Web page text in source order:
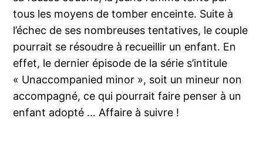
tous les moyens de tomber enceinte. Suite à
l’échec de ses nombreuses tentatives, le couple
pourrait se résoudre à recueillir un enfant. En
effet, le dernier épisode de la série s’intitule
« Unaccompanied minor », soit un mineur non
accompagné, ce qui pourrait faire penser à un
enfant adopté … Affaire à suivre !